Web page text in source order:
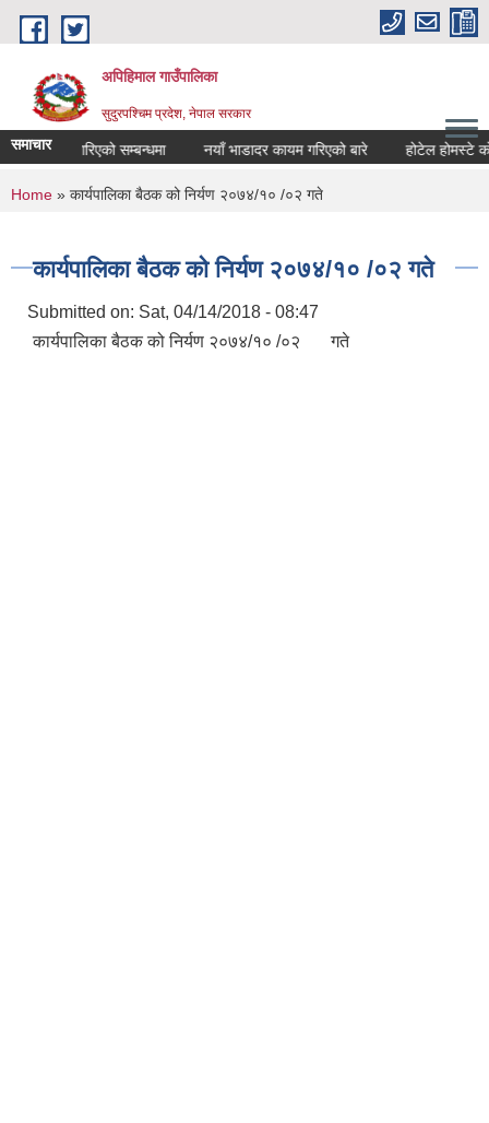
Skip to main content
अपिहिमाल गाउँपालिका
सुदुरपश्चिम प्रदेश, नेपाल सरकार
समाचार गरिएको सम्बन्धमा नयाँ भाडादर कायम गरिएको बारे होटेल होमस्टे को
You are here
Home » कार्यपालिका बैठक को निर्यण २०७४/१० /०२ गते
कार्यपालिका बैठक को निर्यण २०७४/१० /०२ गते
Submitted on: Sat, 04/14/2018 - 08:47
कार्यपालिका बैठक को निर्यण २०७४/१० /०२ गते